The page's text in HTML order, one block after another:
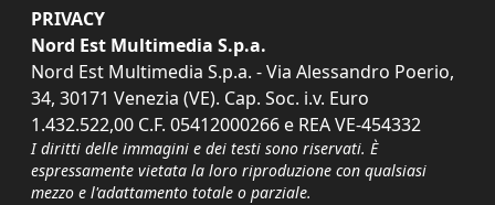
PRIVACY
Nord Est Multimedia S.p.a.
Nord Est Multimedia S.p.a. - Via Alessandro Poerio,
34, 30171 Venezia (VE). Cap. Soc. i.v. Euro
1.432.522,00 C.F. 05412000266 e REA VE-454332
I diritti delle immagini e dei testi sono riservati. È
espressamente vietata la loro riproduzione con qualsiasi
mezzo e l'adattamento totale o parziale.